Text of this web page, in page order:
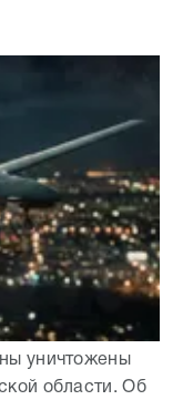
уничтожены
области. Об